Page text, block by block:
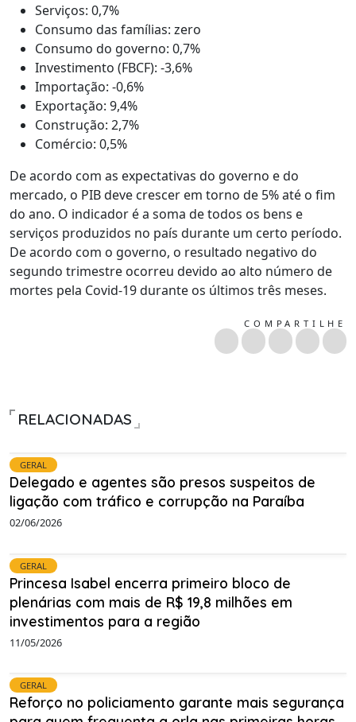
Serviços: 0,7%
Consumo das famílias: zero
Consumo do governo: 0,7%
Investimento (FBCF): -3,6%
Importação: -0,6%
Exportação: 9,4%
Construção: 2,7%
Comércio: 0,5%
De acordo com as expectativas do governo e do
mercado, o PIB deve crescer em torno de 5% até o fim
do ano. O indicador é a soma de todos os bens e
serviços produzidos no país durante um certo período.
De acordo com o governo, o resultado negativo do
segundo trimestre ocorreu devido ao alto número de
mortes pela Covid-19 durante os últimos três meses.
COMPARTILHE
RELACIONADAS
GERAL
Delegado e agentes são presos suspeitos de
ligação com tráfico e corrupção na Paraíba
02/06/2026
GERAL
Princesa Isabel encerra primeiro bloco de
plenárias com mais de R$ 19,8 milhões em
investimentos para a região
11/05/2026
GERAL
Reforço no policiamento garante mais segurança